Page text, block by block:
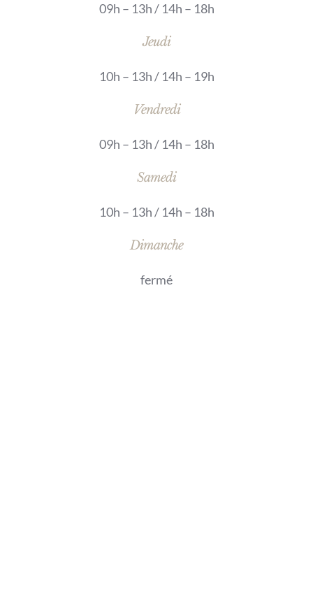
09h – 13h / 14h – 18h
Jeudi
10h – 13h / 14h – 19h
Vendredi
09h – 13h / 14h – 18h
Samedi
10h – 13h / 14h – 18h
Dimanche
fermé